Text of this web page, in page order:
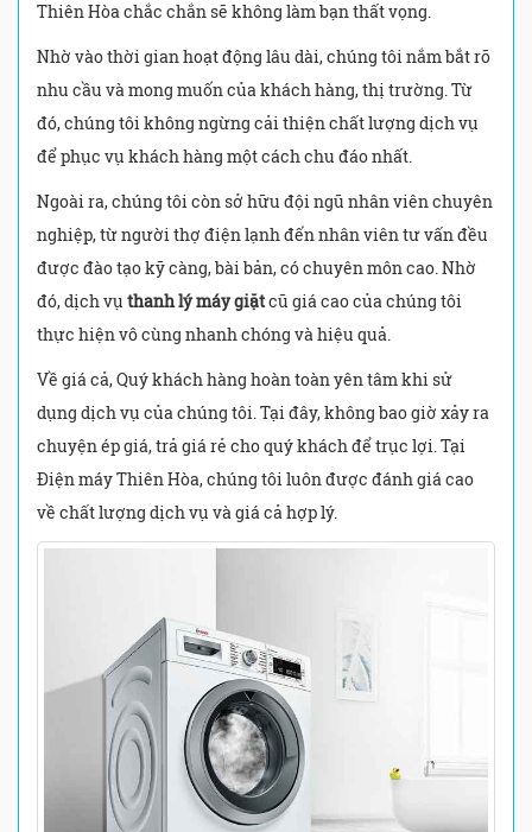
Thiên Hòa chắc chắn sẽ không làm bạn thất vọng.
Nhờ vào thời gian hoạt động lâu dài, chúng tôi nắm bắt rõ
nhu cầu và mong muốn của khách hàng, thị trường. Từ
đó, chúng tôi không ngừng cải thiện chất lượng dịch vụ
để phục vụ khách hàng một cách chu đáo nhất.
Ngoài ra, chúng tôi còn sở hữu đội ngũ nhân viên chuyên
nghiệp, từ người thợ điện lạnh đến nhân viên tư vấn đều
được đào tạo kỹ càng, bài bản, có chuyên môn cao. Nhờ
đó, dịch vụ thanh lý máy giặtcũ giá cao của chúng tôi
thực hiện vô cùng nhanh chóng và hiệu quả.
Về giá cả, Quý khách hàng hoàn toàn yên tâm khi sử
dụng dịch vụ của chúng tôi. Tại đây, không bao giờ xảy ra
chuyện ép giá, trả giá rẻ cho quý khách để trục lợi. Tại
Điện máy Thiên Hòa, chúng tôi luôn được đánh giá cao
về chất lượng dịch vụ và giá cả hợp lý.